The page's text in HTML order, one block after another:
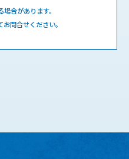
合があります。
問合せください。